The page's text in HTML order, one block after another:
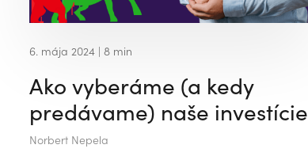
6. mája 2024| 8 min
Ako vyberáme (a kedy
predávame) naše investície
Norbert Nepela